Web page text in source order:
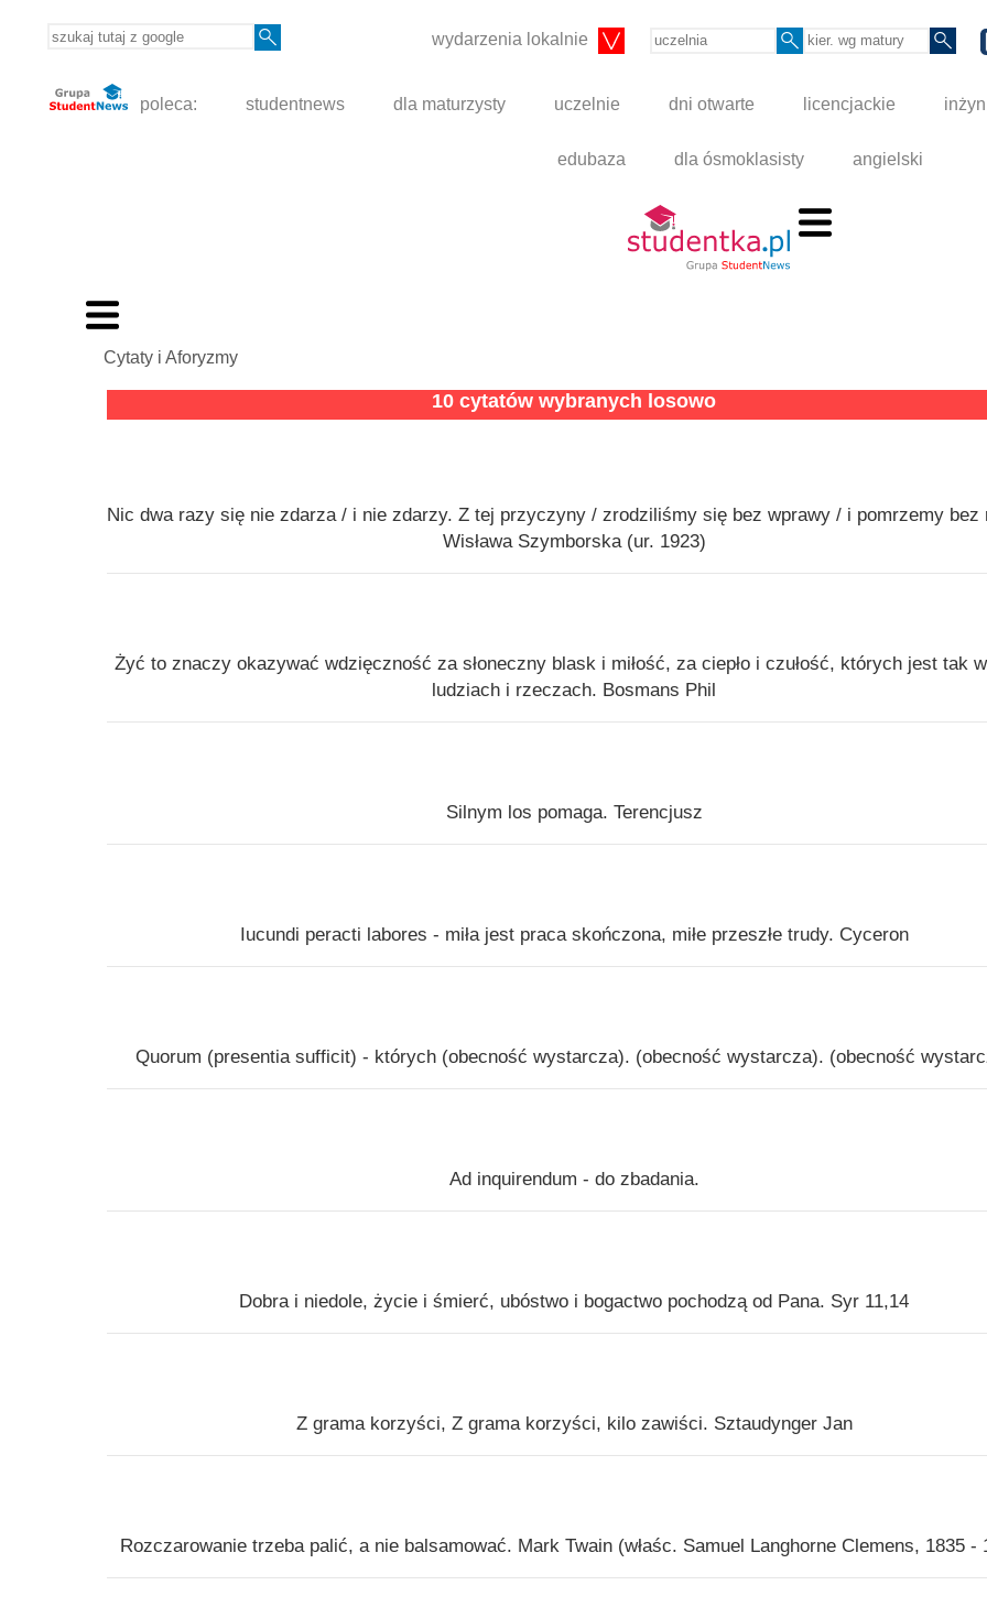
wydarzenia lokalnie
poleca: studentnews dla maturzysty uczelnie dni otwarte licencjackie
edubaza dla ósmoklasisty angielski
Cytaty i Aforyzmy
10 cytatów wybranych losowo
Nic dwa razy się nie zdarza / i nie zdarzy. Z tej przyczyny / zrodziliśmy się bez wprawy / i pomrzemy bez
Wisława Szymborska (ur. 1923)
Żyć to znaczy okazywać wdzięczność za słoneczny blask i miłość, za ciepło i czułość, których jest tak
ludziach i rzeczach. Bosmans Phil
Silnym los pomaga. Terencjusz
Iucundi peracti labores - miła jest praca skończona, miłe przeszłe trudy. Cyceron
Quorum (presentia sufficit) - których (obecność wystarcza). (obecność wystarcza). (obecność
Ad inquirendum - do zbadania.
Dobra i niedole, życie i śmierć, ubóstwo i bogactwo pochodzą od Pana. Syr 11,14
Z grama korzyści, Z grama korzyści, kilo zawiści. Sztaudynger Jan
Rozczarowanie trzeba palić, a nie balsamować. Mark Twain (właśc. Samuel Langhorne Clemens, 1835 -